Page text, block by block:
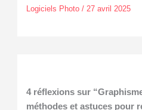
Logiciels Photo/ 27 avril 2025
4 réflexions sur
méthodes et astuces pour